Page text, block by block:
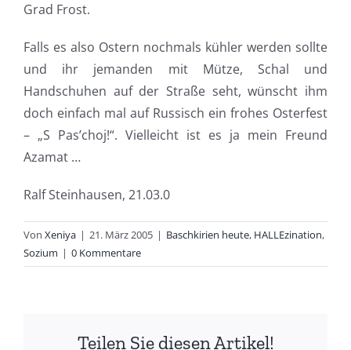
Grad Frost.
Falls es also Ostern nochmals kühler werden sollte
und ihr jemanden mit Mütze, Schal und
Handschuhen auf der Straße seht, wünscht ihm
doch einfach mal auf Russisch ein frohes Osterfest
– „S Pas’choj!“. Vielleicht ist es ja mein Freund
Azamat …
Ralf Steinhausen, 21.03.0
Von Xeniya | 21. März 2005 | Baschkirien heute, HALLEzination,
Sozium | 0 Kommentare
Teilen Sie diesen Artikel!